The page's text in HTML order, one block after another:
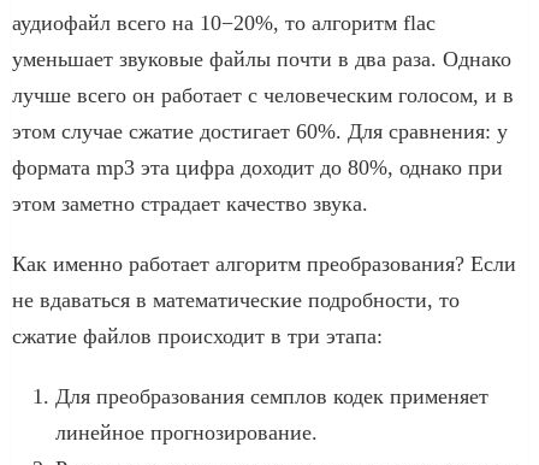
аудиофайл всего на 10−20%, то алгоритм flac
уменьшает звуковые файлы почти в два раза. Однако
лучше всего он работает с человеческим голосом, и в
этом случае сжатие достигает 60%. Для сравнения: у
формата mp3 эта цифра доходит до 80%, однако при
этом заметно страдает качество звука.
Как именно работает алгоритм преобразования? Если
не вдаваться в математические подробности, то
сжатие файлов происходит в три этапа:
Для преобразования семплов кодек применяет
линейное прогнозирование.